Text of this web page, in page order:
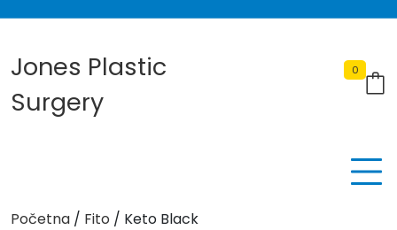
Jones Plastic
Surgery
0
Početna / Fito / Keto Black